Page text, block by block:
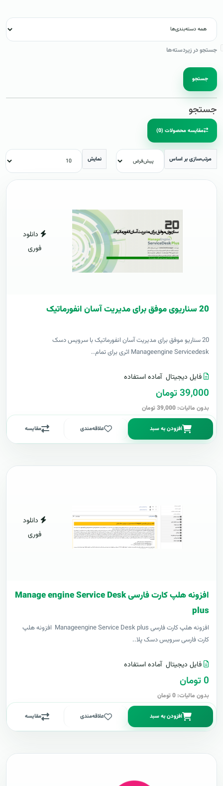
جستجو در زیردسته‌ها
جستجو
جستجو
مقایسه محصولات (0)
مرتب‌سازی بر اساس نمایش
دانلود
فوری
20 سناریوی موفق برای مدیریت آسان انفورماتیک
20 سناریو موفق برای مدیریت آسان انفورماتیک با سرویس دسک
Manageengine Servicedesk اثری برای تمام..
فایل دیجیتال آماده استفاده
39,000 تومان
بدون مالیات: 39,000 تومان
افزودن به سبد علاقه‌مندی مقایسه
دانلود
فوری
افزونه هلپ کارت فارسی Manage engine Service Desk
plus
افزونه هلپ کارت فارسی Manageengine Service Desk plus افزونه هلپ
کارت فارسی سرویس دسک پلا..
فایل دیجیتال آماده استفاده
0 تومان
بدون مالیات: 0 تومان
افزودن به سبد علاقه‌مندی مقایسه